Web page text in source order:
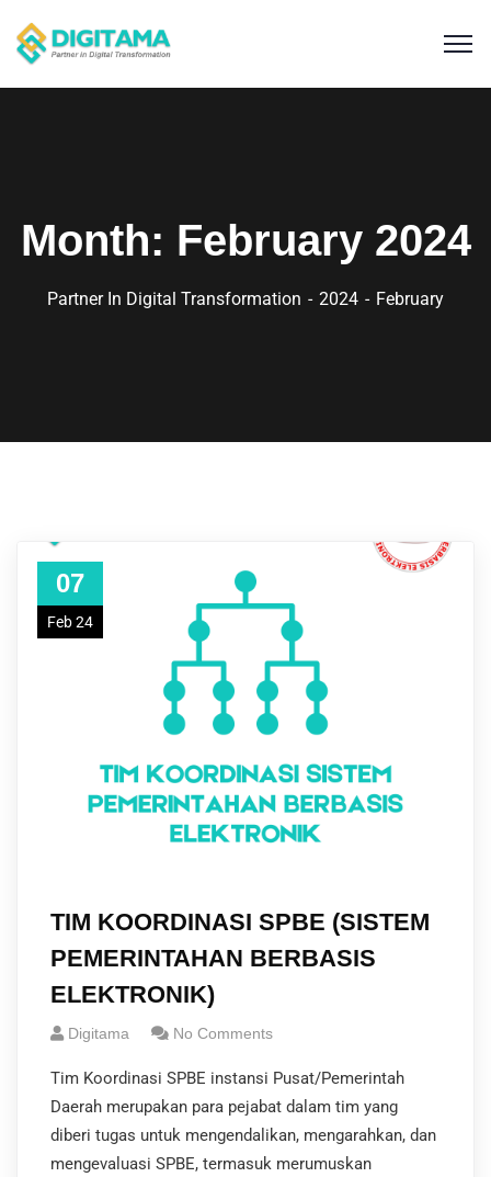
Month: February 2024
Partner In Digital Transformation 2024 February
07
Feb 24
TIM KOORDINASI SPBE (SISTEM
PEMERINTAHAN BERBASIS
ELEKTRONIK)
Digitama No Comments
Tim Koordinasi SPBE instansi Pusat/Pemerintah
Daerah merupakan para pejabat dalam tim yang
diberi tugas untuk mengendalikan, mengarahkan, dan
mengevaluasi SPBE, termasuk merumuskan